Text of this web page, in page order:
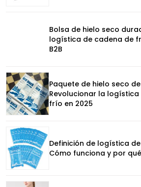
Bolsa de hielo seco
logística de cadena de
B2B
Paquete de hielo seco
Revolucionar la
frío en 2025
Definición de logística
Cómo funciona y por